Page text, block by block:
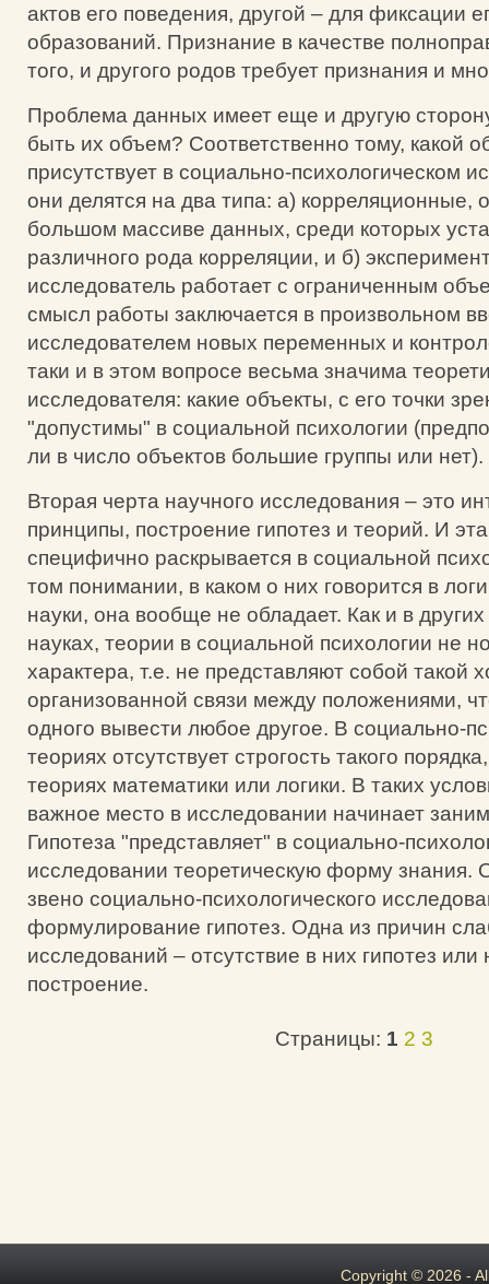
актов его поведения, другой – для фиксации
образований. Признание в качестве
того, и другого родов требует признания и
Проблема данных имеет еще и другую
быть их объем? Соответственно тому, какой
присутствует в социально-психологическом
они делятся на два типа: а) корреляционные,
большом массиве данных, среди которых
различного рода корреляции, и б)
исследователь работает с ограниченным
смысл работы заключается в произвольном
исследователем новых переменных и
таки и в этом вопросе весьма значима
исследователя: какие объекты, с его точки
"допустимы" в социальной психологии
ли в число объектов большие группы или нет).
Вторая черта научного исследования – это
принципы, построение гипотез и теорий. И
специфично раскрывается в социальной
том понимании, в каком о них говорится в
науки, она вообще не обладает. Как и в
науках, теории в социальной психологии не
характера, т.е. не представляют собой такой
организованной связи между положениями,
одного вывести любое другое. В социально-
теориях отсутствует строгость такого
теориях математики или логики. В таких
важное место в исследовании начинает
Гипотеза "представляет" в социально-
исследовании теоретическую форму
звено социально-психологического
формулирование гипотез. Одна из причин
исследований – отсутствие в них гипотез или
построение.
Страницы: 1 2 3
Copyright © 2026 -